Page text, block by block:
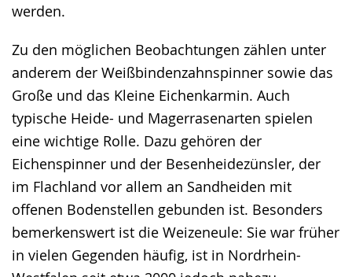
werden.
Zu den möglichen Beobachtungen zählen unter
anderem der Weißbindenzahnspinner sowie das
Große und das Kleine Eichenkarmin. Auch
typische Heide- und Magerrasenarten spielen
eine wichtige Rolle. Dazu gehören der
Eichenspinner und der Besenheidezünsler, der
im Flachland vor allem an Sandheiden mit
offenen Bodenstellen gebunden ist. Besonders
bemerkenswert ist die Weizeneule: Sie war früher
in vielen Gegenden häufig, ist in Nordrhein-